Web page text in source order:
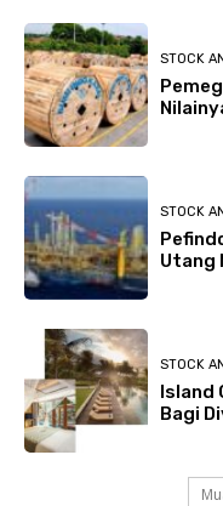
STOCK
STOCK
Utang
STOCK
Island
Bagi